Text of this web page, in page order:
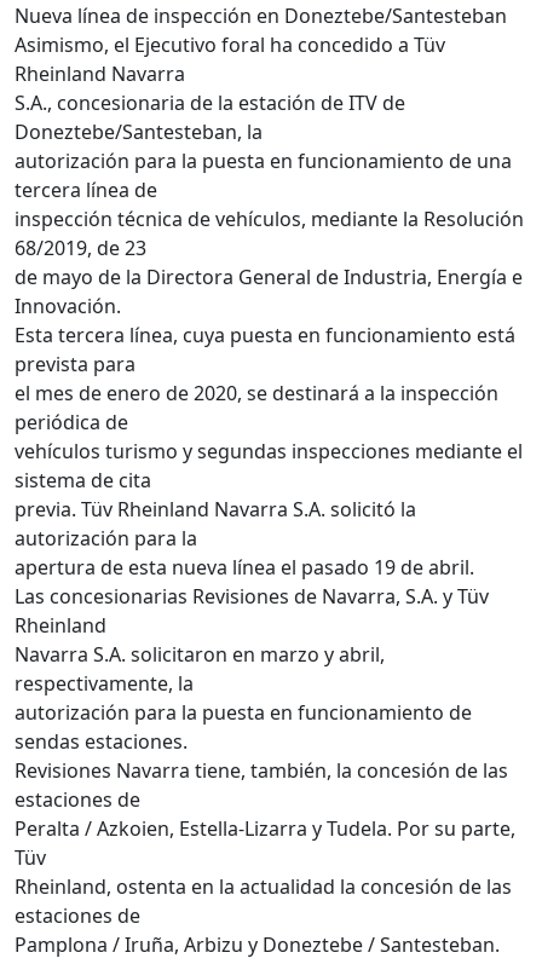
Nueva línea de inspección en Doneztebe/Santesteban
Asimismo, el Ejecutivo foral ha concedido a Tüv
Rheinland Navarra
S.A., concesionaria de la estación de ITV de
Doneztebe/Santesteban, la
autorización para la puesta en funcionamiento de una
tercera línea de
inspección técnica de vehículos, mediante la Resolución
68/2019, de 23
de mayo de la Directora General de Industria, Energía e
Innovación.
Esta tercera línea, cuya puesta en funcionamiento está
prevista para
el mes de enero de 2020, se destinará a la inspección
periódica de
vehículos turismo y segundas inspecciones mediante el
sistema de cita
previa. Tüv Rheinland Navarra S.A. solicitó la
autorización para la
apertura de esta nueva línea el pasado 19 de abril.
Las concesionarias Revisiones de Navarra, S.A. y Tüv
Rheinland
Navarra S.A. solicitaron en marzo y abril,
respectivamente, la
autorización para la puesta en funcionamiento de
sendas estaciones.
Revisiones Navarra tiene, también, la concesión de las
estaciones de
Peralta / Azkoien, Estella-Lizarra y Tudela. Por su parte,
Tüv
Rheinland, ostenta en la actualidad la concesión de las
estaciones de
Pamplona / Iruña, Arbizu y Doneztebe / Santesteban.